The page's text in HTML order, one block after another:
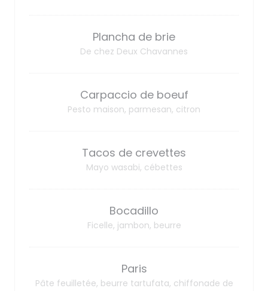
Plancha de brie
De chez Deux Chavannes
Carpaccio de boeuf
Pesto maison, parmesan, citron
Tacos de crevettes
Mayo wasabi, cébettes
Bocadillo
Ficelle, jambon, beurre
Paris
Pâte feuilletée, beurre tartufata, chiffonade de